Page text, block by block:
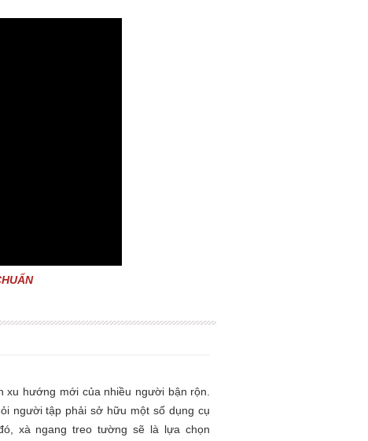
xu hướng mới của nhiều người bận rộn.
người tập phải sở hữu một số dụng cụ
xà ngang treo tường sẽ là lựa chọn